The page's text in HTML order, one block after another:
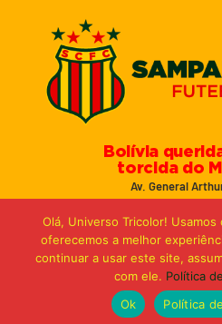
Bolívia
torcida do
Av. General
Email:
© 2021 • Sampaio
Web Design: MP
Olá, Universo Tricolor!
oferecemos a melhor
continuar a usar este site,
com ele. Política
Ok
Política